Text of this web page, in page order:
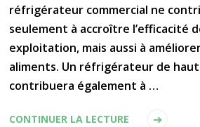
réfrigérateur commercial ne
seulement à accroître l’efficacité
exploitation, mais aussi à
aliments. Un réfrigérateur de
contribuera également à …
CONTINUER LA LECTURE